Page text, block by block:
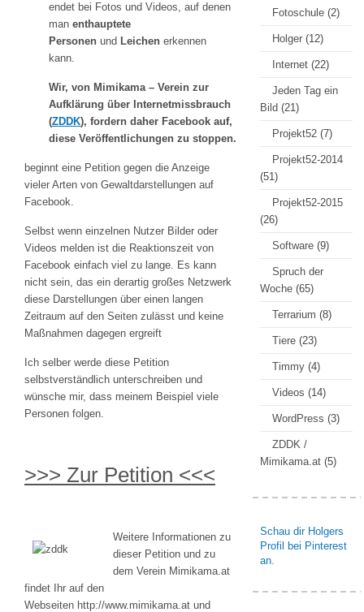
endet bei Fotos und Videos, auf denen
man enthauptete
Personen und Leichen erkennen
kann.
Wir, von Mimikama – Verein zur
Aufklärung über Internetmissbrauch
(ZDDK), fordern daher Facebook auf,
diese Veröffentlichungen zu stoppen.
beginnt eine Petition gegen die Anzeige
vieler Arten von Gewaltdarstellungen auf
Facebook.
Selbst wenn einzelnen Nutzer Bilder oder
Videos melden ist die Reaktionszeit von
Facebook einfach viel zu lange. Es kann
nicht sein, das ein derartig großes Netzwerk
diese Darstellungen über einen langen
Zeitraum auf den Seiten zulässt und keine
Maßnahmen dagegen ergreift
Ich selber werde diese Petition
selbstverständlich unterschreiben und
wünsche mir, dass meinem Beispiel viele
Personen folgen.
>>> Zur Petition <<<
Weitere Informationen zu
dieser Petition und zu
dem Verein Mimikama.at
findet Ihr auf den
Webseiten http://www.mimikama.at und
Fotoschule (2)
Holger (12)
Internet (22)
Jeden Tag ein
Bild (21)
Projekt52 (7)
Projekt52-2014
(51)
Projekt52-2015
(26)
Software (9)
Spruch der
Woche (65)
Terrarium (8)
Tiere (23)
Timmy (4)
Videos (14)
WordPress (3)
ZDDK /
Mimikama.at (5)
Schau dir Holgers
Profil bei Pinterest
an.